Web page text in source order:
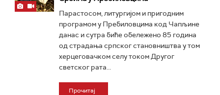
Парастосом, литургијом и пригодним
програмом у Пребиловцима код Чапљине
данас и сутра биће обележено 85 година
од страдања српског становништва у том
херцеговачком селу током Другог
светског рата...
Прочитај